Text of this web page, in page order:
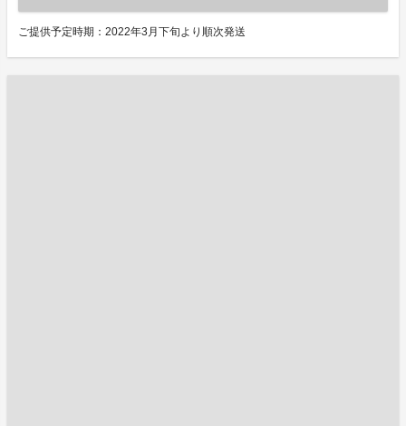
ご提供予定時期：2022年3月下旬より順次発送